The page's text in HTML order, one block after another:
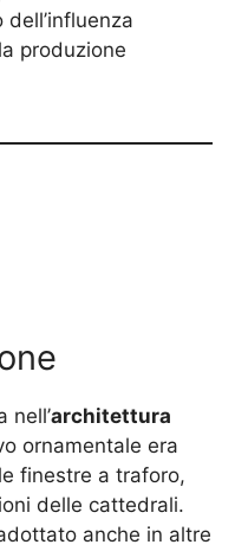
produzione
nell’architettura
ornamentale era
finestre a traforo,
delle cattedrali.
anche in altre